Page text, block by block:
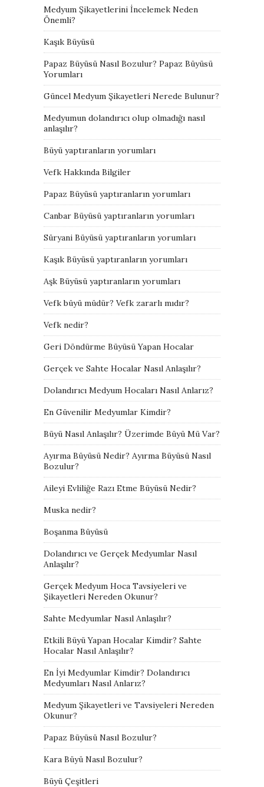
Medyum Şikayetlerini İncelemek Neden
Önemli?
Kaşık Büyüsü
Papaz Büyüsü Nasıl Bozulur? Papaz Büyüsü
Yorumları
Güncel Medyum Şikayetleri Nerede Bulunur?
Medyumun dolandırıcı olup olmadığı nasıl
anlaşılır?
Büyü yaptıranların yorumları
Vefk Hakkında Bilgiler
Papaz Büyüsü yaptıranların yorumları
Canbar Büyüsü yaptıranların yorumları
Süryani Büyüsü yaptıranların yorumları
Kaşık Büyüsü yaptıranların yorumları
Aşk Büyüsü yaptıranların yorumları
Vefk büyü müdür? Vefk zararlı mıdır?
Vefk nedir?
Geri Döndürme Büyüsü Yapan Hocalar
Gerçek ve Sahte Hocalar Nasıl Anlaşılır?
Dolandırıcı Medyum Hocaları Nasıl Anlarız?
En Güvenilir Medyumlar Kimdir?
Büyü Nasıl Anlaşılır? Üzerimde Büyü Mü Var?
Ayırma Büyüsü Nedir? Ayırma Büyüsü Nasıl
Bozulur?
Aileyi Evliliğe Razı Etme Büyüsü Nedir?
Muska nedir?
Boşanma Büyüsü
Dolandırıcı ve Gerçek Medyumlar Nasıl
Anlaşılır?
Gerçek Medyum Hoca Tavsiyeleri ve
Şikayetleri Nereden Okunur?
Sahte Medyumlar Nasıl Anlaşılır?
Etkili Büyü Yapan Hocalar Kimdir? Sahte
Hocalar Nasıl Anlaşılır?
En İyi Medyumlar Kimdir? Dolandırıcı
Medyumları Nasıl Anlarız?
Medyum Şikayetleri ve Tavsiyeleri Nereden
Okunur?
Papaz Büyüsü Nasıl Bozulur?
Kara Büyü Nasıl Bozulur?
Büyü Çeşitleri